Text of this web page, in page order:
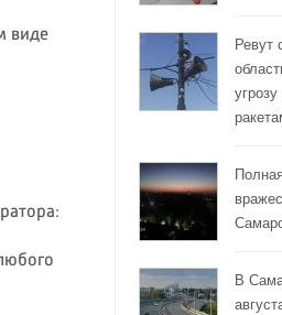
виде
Ревут
В